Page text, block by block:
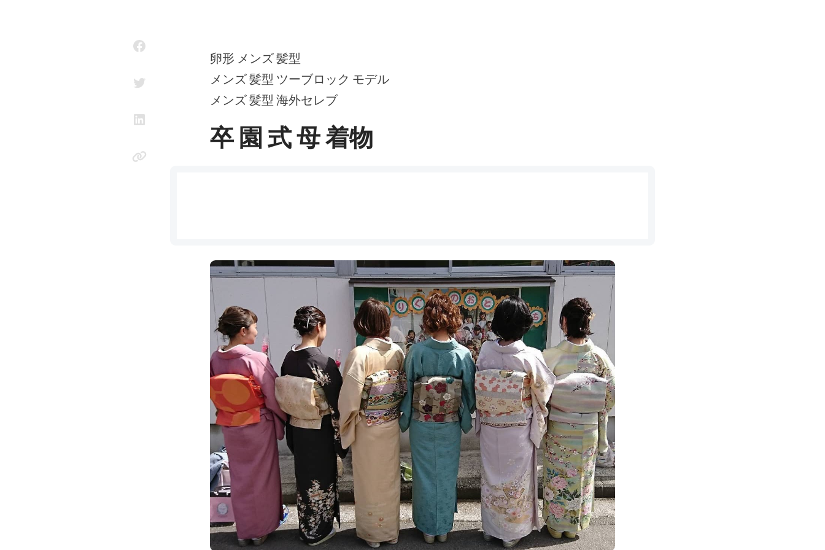
卵形 メンズ 髪型
メンズ 髪型 ツーブロック モデル
メンズ 髪型 海外セレブ
卒 園 式 母 着物